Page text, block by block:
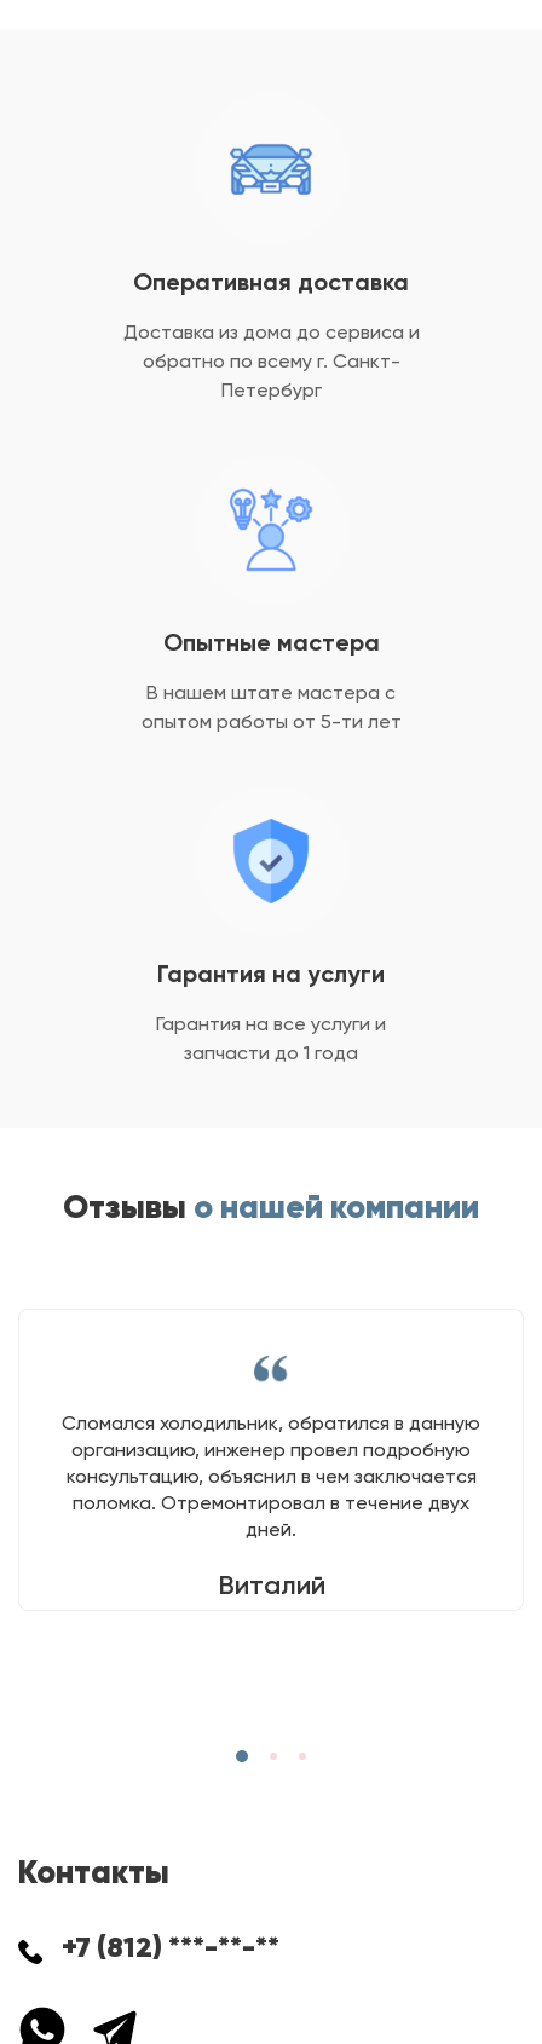
Оперативная доставка
Доставка из дома до сервиса и
обратно по всему г. Санкт-
Петербург
Гарантия на услуги
Гарантия на все услуги и
запчасти до 1 года
Опытные мастера
В нашем штате мастера с
опытом работы от 5-ти лет
Отзывы о нашей компании
Сломался холодильник, обратился в данную
организацию, инженер провел подробную
консультацию, объяснил в чем заключается
поломка. Отремонтировал в течение двух
дней.
Виталий
Контакты
+7 (812) ***-**-**